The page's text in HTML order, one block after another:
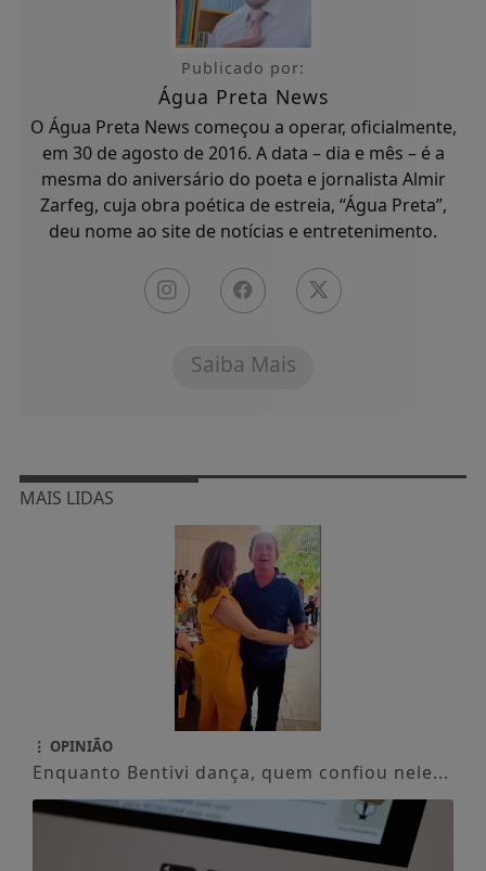
Publicado por:
Água Preta News
O Água Preta News começou a operar, oficialmente,
em 30 de agosto de 2016. A data – dia e mês – é a
mesma do aniversário do poeta e jornalista Almir
Zarfeg, cuja obra poética de estreia, “Água Preta”,
deu nome ao site de notícias e entretenimento.
Saiba Mais
MAIS LIDAS
OPINIÃO
Enquanto Bentivi dança, quem confiou nele...